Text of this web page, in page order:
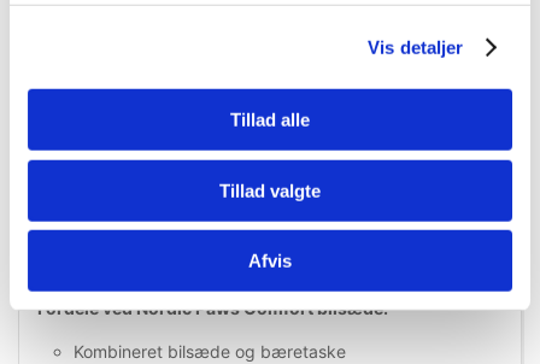
Vis detaljer
Tillad alle
Tillad valgte
Afvis
De tre store lommer giver praktisk opbevaringsplads til
eksempelvis godbidder, hundeposer, legetøj og andet
udstyr. De integrerede håndtag gør desuden modellen
sikrer, at den kan sidde og ligge behageligt.
Fordele ved Nordic Paws Comfort bilsæde:
Kombineret bilsæde og bæretaske